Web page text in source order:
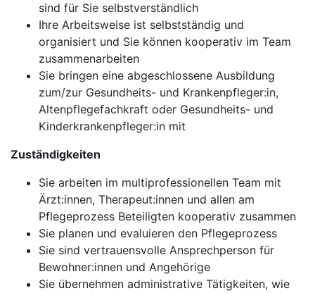
sind für Sie selbstverständlich
Ihre Arbeitsweise ist selbstständig und
organisiert und Sie können kooperativ im Team
zusammenarbeiten
Sie bringen eine abgeschlossene Ausbildung
zum/zur Gesundheits- und Krankenpfleger:in,
Altenpflegefachkraft oder Gesundheits- und
Kinderkrankenpfleger:in mit
Zuständigkeiten
Sie arbeiten im multiprofessionellen Team mit
Ärzt:innen, Therapeut:innen und allen am
Pflegeprozess Beteiligten kooperativ zusammen
Sie planen und evaluieren den Pflegeprozess
Sie sind vertrauensvolle Ansprechperson für
Bewohner:innen und Angehörige
Sie übernehmen administrative Tätigkeiten, wie